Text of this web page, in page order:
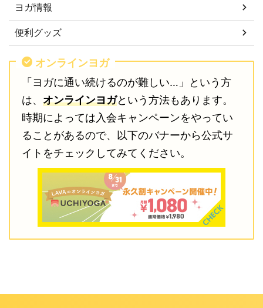
ヨガ情報
便利グッズ
オンラインヨガ
「ヨガに通い続けるのが難しい…」という方
は、 オンラインヨガという方法もあります。
時期によっては入会キャンペーンをやってい
ることがあるので、以下のバナーから公式サ
イトをチェックしてみてください。